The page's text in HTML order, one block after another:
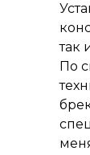
так
По